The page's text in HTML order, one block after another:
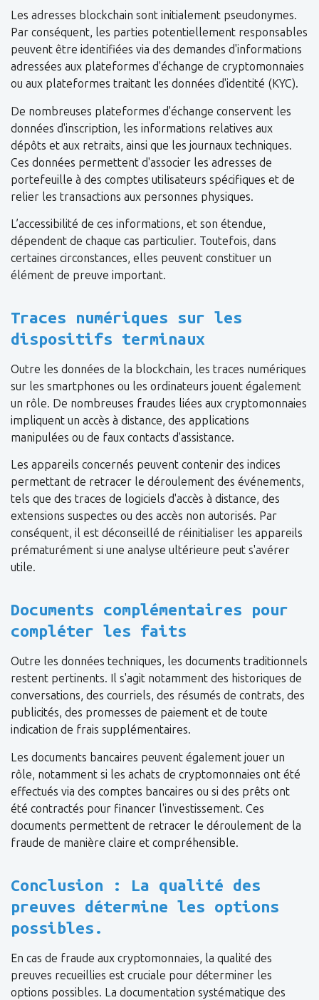
Les adresses blockchain sont initialement pseudonymes.
Par conséquent, les parties potentiellement responsables
peuvent être identifiées via des demandes d'informations
adressées aux plateformes d'échange de cryptomonnaies
ou aux plateformes traitant les données d'identité (KYC).
De nombreuses plateformes d'échange conservent les
données d'inscription, les informations relatives aux
dépôts et aux retraits, ainsi que les journaux techniques.
Ces données permettent d'associer les adresses de
portefeuille à des comptes utilisateurs spécifiques et de
relier les transactions aux personnes physiques.
L’accessibilité de ces informations, et son étendue,
dépendent de chaque cas particulier. Toutefois, dans
certaines circonstances, elles peuvent constituer un
élément de preuve important.
Traces numériques sur les
dispositifs terminaux
Outre les données de la blockchain, les traces numériques
sur les smartphones ou les ordinateurs jouent également
un rôle. De nombreuses fraudes liées aux cryptomonnaies
impliquent un accès à distance, des applications
manipulées ou de faux contacts d'assistance.
Les appareils concernés peuvent contenir des indices
permettant de retracer le déroulement des événements,
tels que des traces de logiciels d'accès à distance, des
extensions suspectes ou des accès non autorisés. Par
conséquent, il est déconseillé de réinitialiser les appareils
prématurément si une analyse ultérieure peut s'avérer
utile.
Documents complémentaires pour
compléter les faits
Outre les données techniques, les documents traditionnels
restent pertinents. Il s'agit notamment des historiques de
conversations, des courriels, des résumés de contrats, des
publicités, des promesses de paiement et de toute
indication de frais supplémentaires.
Les documents bancaires peuvent également jouer un
rôle, notamment si les achats de cryptomonnaies ont été
effectués via des comptes bancaires ou si des prêts ont
été contractés pour financer l'investissement. Ces
documents permettent de retracer le déroulement de la
fraude de manière claire et compréhensible.
Conclusion : La qualité des
preuves détermine les options
possibles.
En cas de fraude aux cryptomonnaies, la qualité des
preuves recueillies est cruciale pour déterminer les
options possibles. La documentation systématique des